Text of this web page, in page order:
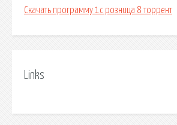
Скачать программу 1с розница 8 торрент
Links